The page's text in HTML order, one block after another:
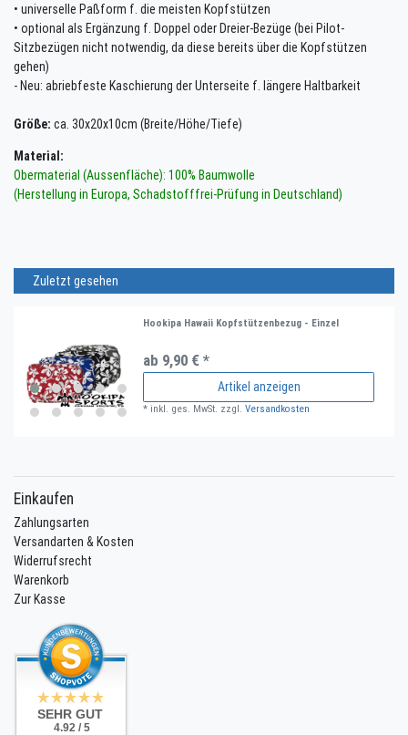
• universelle Paßform f. die meisten Kopfstützen
• optional als Ergänzung f. Doppel oder Dreier-Bezüge (bei Pilot-
Sitzbezügen nicht notwendig, da diese bereits über die Kopfstützen
gehen)
- Neu: abriebfeste Kaschierung der Unterseite f. längere Haltbarkeit
Größe: ca. 30x20x10cm (Breite/Höhe/Tiefe)
Material:
Obermaterial (Aussenfläche): 100% Baumwolle
(Herstellung in Europa, Schadstofffrei-Prüfung in Deutschland)
Zuletzt gesehen
Hookipa Hawaii Kopfstützenbezug - Einzel
ab 9,90 € *
Artikel anzeigen
* inkl. ges. MwSt. zzgl.Versandkosten
Einkaufen
Zahlungsarten
Versandarten & Kosten
Widerrufsrecht
Warenkorb
Zur Kasse
SEHR GUT
4.92 / 5